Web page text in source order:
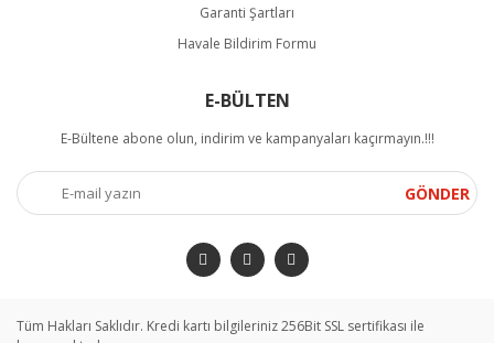
Garanti Şartları
Havale Bildirim Formu
E-BÜLTEN
E-Bültene abone olun, indirim ve kampanyaları kaçırmayın.!!!
GÖNDER
Tüm Hakları Saklıdır. Kredi kartı bilgileriniz 256Bit SSL sertifikası ile